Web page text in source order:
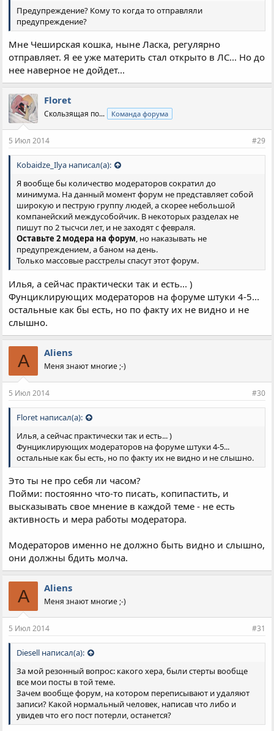
Предупреждение? Кому то когда то отправляли
предупреждение?
Мне Чеширская кошка, ныне Ласка, регулярно
отправляет. Я ее уже материть стал открыто в ЛС... Но до
нее наверное не дойдет...
Floret
Скользящая по... Команда форума
5 Июл 2014 #29
Kobaidze_Ilya написал(а):
Я вообще бы количество модераторов сократил до
минимума. На данный момент форум не представляет собой
широкую и пеструю группу людей, а скорее небольшой
компанейский междусобойчик. В некоторых разделах не
пишут по 2 тысчси лет, и не заходят с февраля.
Оставьте 2 модера на форум, но наказывать не
предупреждением, а баном на день.
Только массовые расстрелы спасут этот форум.
Илья, а сейчас практически так и есть... )
Фунциклирующих модераторов на форуме штуки 4-5...
остальные как бы есть, но по факту их не видно и не
слышно.
A Aliens
Меня знают многие ;-)
5 Июл 2014 #30
Floret написал(а):
Илья, а сейчас практически так и есть... )
Фунциклирующих модераторов на форуме штуки 4-5...
остальные как бы есть, но по факту их не видно и не слышно.
Это ты не про себя ли часом?
Пойми: постоянно что-то писать, копипастить, и
высказывать свое мнение в каждой теме - не есть
активность и мера работы модератора.
Модераторов именно не должно быть видно и слышно,
они должны бдить молча.
A Aliens
Меня знают многие ;-)
5 Июл 2014 #31
Diesell написал(а):
За мой резонный вопрос: какого хера, были стерты вообще
все мои посты в той теме.
Зачем вообще форум, на котором переписывают и удаляют
записи? Какой нормальный человек, написав что либо и
увидев что его пост потерли, останется?